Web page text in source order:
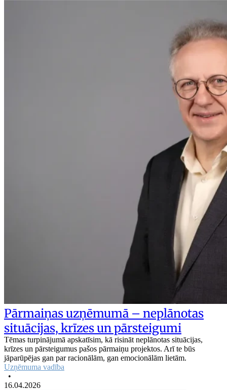
Pārmaiņas uzņēmumā – neplānotas
situācijas, krīzes un pārsteigumi
Tēmas turpinājumā apskatīsim, kā risināt neplānotas situācijas,
krīzes un pārsteigumus pašos pārmaiņu projektos. Arī te būs
jāparūpējas gan par racionālām, gan emocionālām lietām.
Uzņēmuma vadība
•
16.04.2026